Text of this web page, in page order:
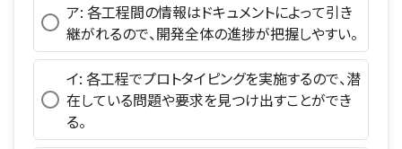
ア: 各工程間の情報はドキュメントによって引き
継がれるので、開発全体の進捗が把握しやすい。
イ: 各工程でプロトタイピングを実施するので、潜
在している問題や要求を見つけ出すことができ
る。